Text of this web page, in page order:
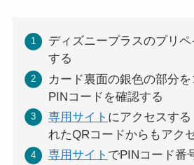
ディズニープラスのプリ
する
カード裏面の銀色の部分を
PINコードを確認する
専用サイト にアクセスす
れたQRコードからもアク
専用サイト でPINコード番